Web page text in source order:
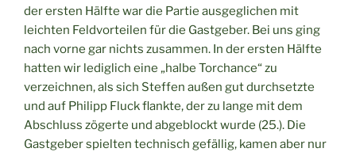
der ersten Hälfte war die Partie ausgeglichen mit
leichten Feldvorteilen für die Gastgeber. Bei uns ging
nach vorne gar nichts zusammen. In der ersten Hälfte
hatten wir lediglich eine „halbe Torchance“ zu
verzeichnen, als sich Steffen außen gut durchsetzte
und auf Philipp Fluck flankte, der zu lange mit dem
Abschluss zögerte und abgeblockt wurde (25.). Die
Gastgeber spielten technisch gefällig, kamen aber nur